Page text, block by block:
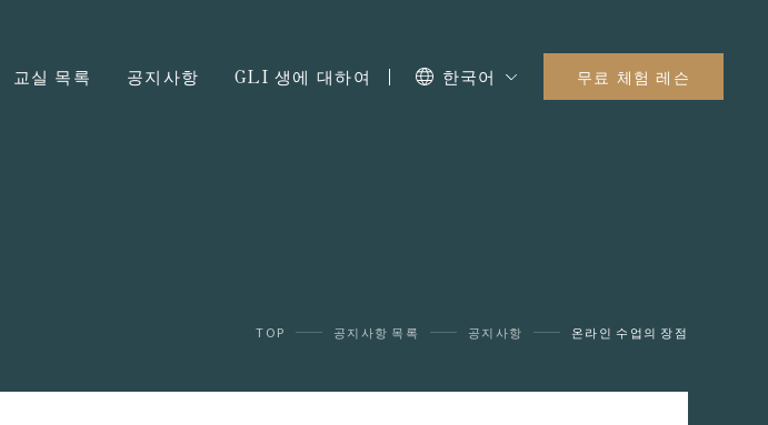
교실 목록 공지사항 GLI 생에 대하여 한국어 무료 체험 레슨
TOP 공지사항 목록 공지사항 온라인 수업의 장점